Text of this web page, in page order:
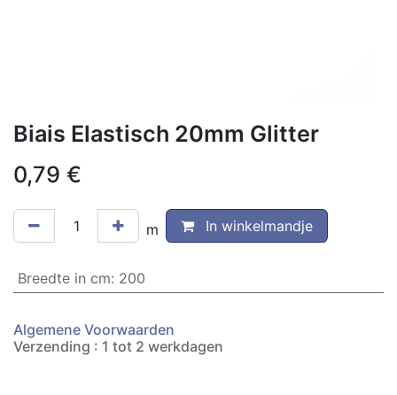
Biais Elastisch 20mm Glitter
0,79 €
m In winkelmandje
Breedte in cm: 200
Algemene Voorwaarden
Verzending : 1 tot 2 werkdagen